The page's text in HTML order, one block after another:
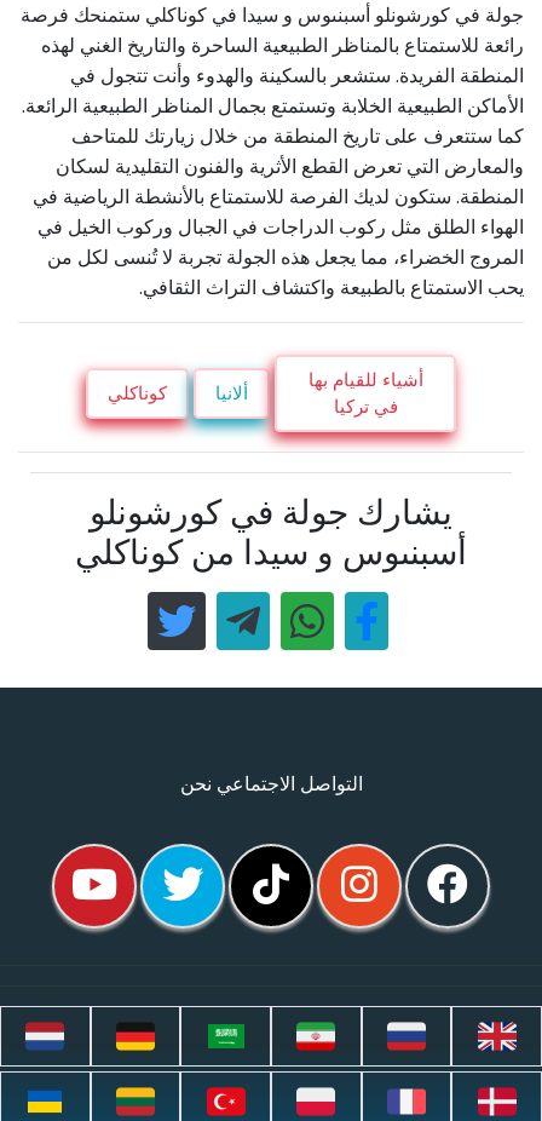
جولة في كورشونلو أسبنىوس و سيدا في كوناكلي ستمنحك فرصة
رائعة للاستمتاع بالمناظر الطبيعية الساحرة والتاريخ الغني لهذه
المنطقة الفريدة. ستشعر بالسكينة والهدوء وأنت تتجول في
الأماكن الطبيعية الخلابة وتستمتع بجمال المناظر الطبيعية الرائعة.
كما ستتعرف على تاريخ المنطقة من خلال زيارتك للمتاحف
والمعارض التي تعرض القطع الأثرية والفنون التقليدية لسكان
المنطقة. ستكون لديك الفرصة للاستمتاع بالأنشطة الرياضية في
الهواء الطلق مثل ركوب الدراجات في الجبال وركوب الخيل في
المروج الخضراء، مما يجعل هذه الجولة تجربة لا تُنسى لكل من
يحب الاستمتاع بالطبيعة واكتشاف التراث الثقافي.
أشياء للقيام بها
في تركيا
ألانيا كوناكلي
يشارك جولة في كورشونلو
أسبنىوس و سيدا من كوناكلي
التواصل الاجتماعي نحن